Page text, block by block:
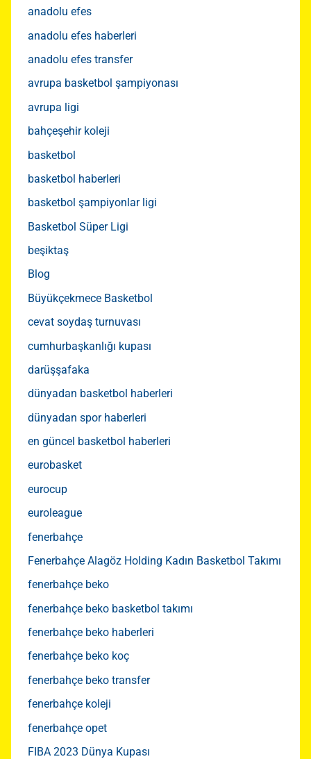
anadolu efes
anadolu efes haberleri
anadolu efes transfer
avrupa basketbol şampiyonası
avrupa ligi
bahçeşehir koleji
basketbol
basketbol haberleri
basketbol şampiyonlar ligi
Basketbol Süper Ligi
beşiktaş
Blog
Büyükçekmece Basketbol
cevat soydaş turnuvası
cumhurbaşkanlığı kupası
darüşşafaka
dünyadan basketbol haberleri
dünyadan spor haberleri
en güncel basketbol haberleri
eurobasket
eurocup
euroleague
fenerbahçe
Fenerbahçe Alagöz Holding Kadın Basketbol Takımı
fenerbahçe beko
fenerbahçe beko basketbol takımı
fenerbahçe beko haberleri
fenerbahçe beko koç
fenerbahçe beko transfer
fenerbahçe koleji
fenerbahçe opet
FIBA 2023 Dünya Kupası